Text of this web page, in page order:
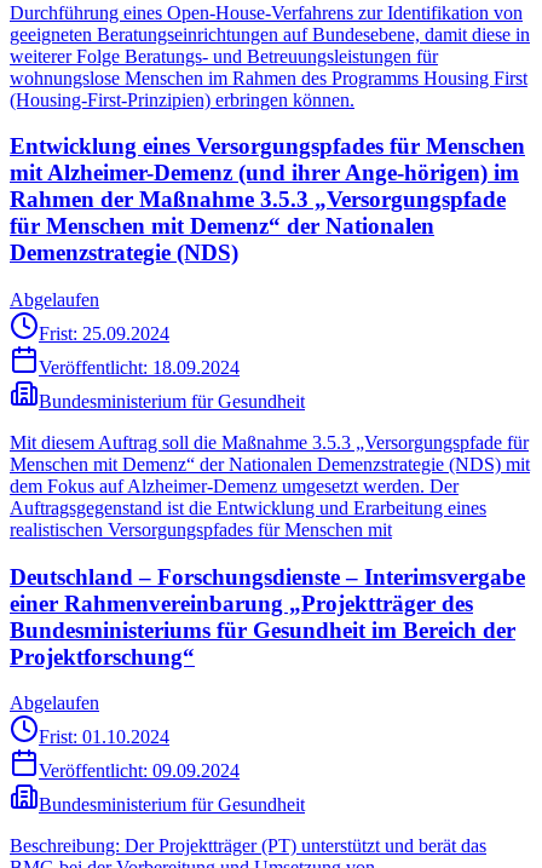
Durchführung eines Open-House-Verfahrens zur Identifikation von
geeigneten Beratungseinrichtungen auf Bundesebene, damit diese in
weiterer Folge Beratungs- und Betreuungsleistungen für
wohnungslose Menschen im Rahmen des Programms Housing First
(Housing-First-Prinzipien) erbringen können.
Entwicklung eines Versorgungspfades für Menschen
mit Alzheimer-Demenz (und ihrer Ange-hörigen) im
Rahmen der Maßnahme 3.5.3 „Versorgungspfade
für Menschen mit Demenz“ der Nationalen
Demenzstrategie (NDS)
Abgelaufen
Frist: 25.09.2024
Veröffentlicht: 18.09.2024
Bundesministerium für Gesundheit
Mit diesem Auftrag soll die Maßnahme 3.5.3 „Versorgungspfade für
Menschen mit Demenz“ der Nationalen Demenzstrategie (NDS) mit
dem Fokus auf Alzheimer-Demenz umgesetzt werden. Der
Auftragsgegenstand ist die Entwicklung und Erarbeitung eines
realistischen Versorgungspfades für Menschen mit
Deutschland – Forschungsdienste – Interimsvergabe
einer Rahmenvereinbarung „Projektträger des
Bundesministeriums für Gesundheit im Bereich der
Projektforschung“
Abgelaufen
Frist: 01.10.2024
Veröffentlicht: 09.09.2024
Bundesministerium für Gesundheit
Beschreibung: Der Projektträger (PT) unterstützt und berät das